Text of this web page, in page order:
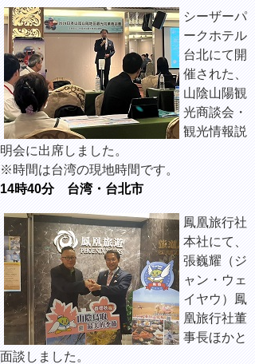
シーザーパ
ークホテル
台北にて開
催された、
山陰山陽観
光商談会・
観光情報説
明会に出席しました。
※時間は台湾の現地時間です。
14時40分 台湾・台北市
鳳凰旅行社
本社にて、
張巍耀（ジ
ャン・ウェ
イヤウ）鳳
凰旅行社董
事長ほかと
面談しました。